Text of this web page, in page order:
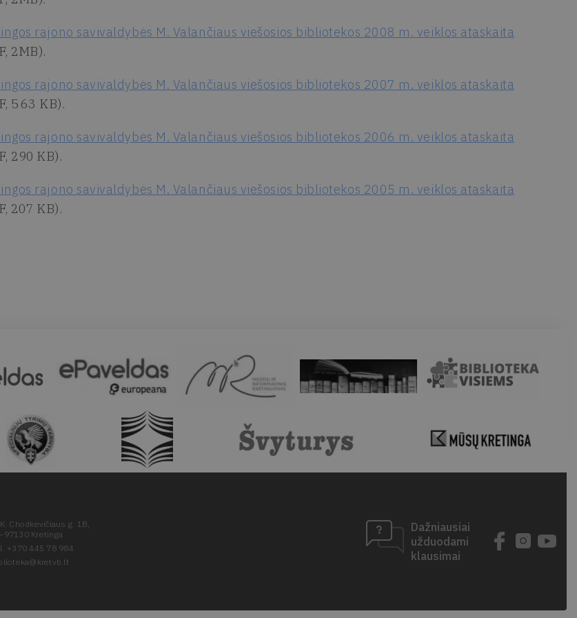
rajono savivaldybės M. Valančiaus viešosios bibliotekos 2008 m. veiklos ataskaita
2MB).
rajono savivaldybės M. Valančiaus viešosios bibliotekos 2007 m. veiklos ataskaita
563 KB).
rajono savivaldybės M. Valančiaus viešosios bibliotekos 2006 m. veiklos ataskaita
290 KB).
rajono savivaldybės M. Valančiaus viešosios bibliotekos 2005 m. veiklos ataskaita
207 KB).
Chodkevičiaus g. 1B,
Kretinga
+370 445 78 984
Dažniausiai
užduodami
klausimai